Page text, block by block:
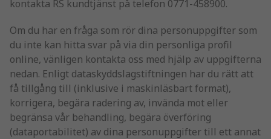
kontakta RS kundtjänst på telefon 0771-458900.
Om du har en fråga som rör dina personuppgifter som
du inte kan hitta svar på via din personliga profil
online, vänligen kontakta oss med hjälp av uppgifterna
nedan. Enligt dataskyddslagstiftningen har du rätt att
få tillgång till (inklusive i maskinläsbart format),
korrigera, begära radering av, invända mot eller
begränsa vår behandling, begära överföring
(dataportabilitet) av dina personuppgifter till ett annat